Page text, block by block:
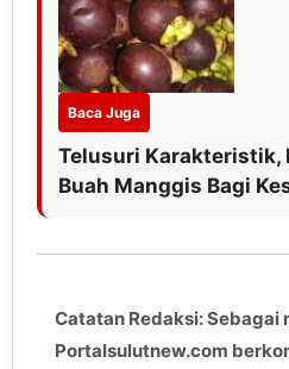
Baca Juga
Telusuri Karakteristik,
Buah Manggis Bagi
Catatan Redaksi: Sebagai
Portalsulutnew.com